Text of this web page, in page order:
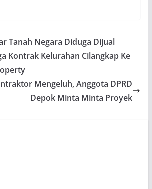
Tanah Negara Diduga Dijual
Kontrak Kelurahan Cilangkap Ke
Mengeluh, Anggota DPRD
Depok Minta Minta Proyek